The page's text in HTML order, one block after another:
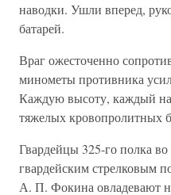
наводки. Ушли вперед,
батарей.
Враг ожесточенно
минометы против­ника
Каждую высоту, каждый
тяжелых кровопролитных
Гвардейцы 325-го полка
гвардейским стрелковым
А. П. Фокина овладева­ют